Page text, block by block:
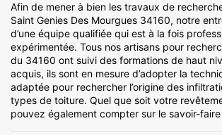
Afin de mener à bien les travaux de
Saint Genies Des Mourgues 34160, notre
d’une équipe qualifiée qui est à la fois
expérimentée. Tous nos artisans pour
du 34160 ont suivi des formations de haut
acquis, ils sont en mesure d’adopter la
adaptée pour rechercher l’origine des
types de toiture. Quel que soit votre
pouvez également compter sur le savoir-